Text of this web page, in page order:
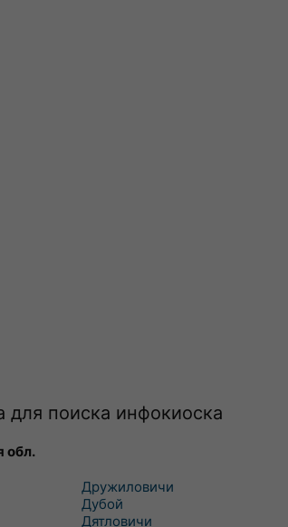
для поиска инфокиоска
обл.
Дружиловичи
Дубой
Дятловичи